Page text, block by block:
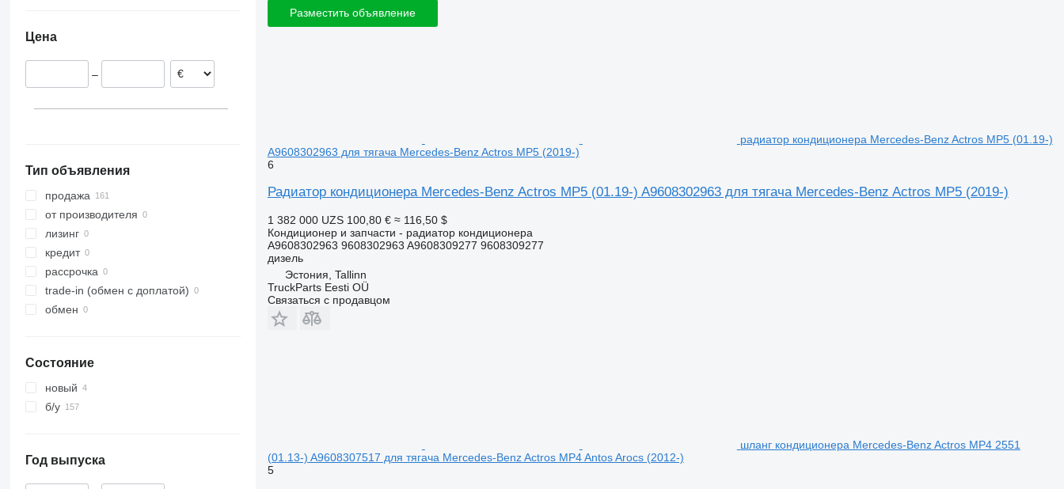
Нидерланды
Германия
Цена
–
Тип объявления
продажа
от производителя
лизинг
кредит
рассрочка
trade-in (обмен с доплатой)
обмен
Состояние
новый
б/у
Год выпуска
Разместить объявление
радиатор кондиционера Mercedes-Benz Actros MP5 (01.19-)
A9608302963 для тягача Mercedes-Benz Actros MP5 (2019-)
6
Радиатор кондиционера Mercedes-Benz Actros MP5 (01.19-) A9608302963 для тягача Mercedes-Benz Actros MP5 (2019-)
1 382 000 UZS 100,80 € ≈ 116,50 $
Кондиционер и запчасти - радиатор кондиционера
A9608302963 9608302963 A9608309277 9608309277
дизель
Эстония, Tallinn
TruckParts Eesti OÜ
Связаться с продавцом
шланг кондиционера Mercedes-Benz Actros MP4 2551
(01.13-) A9608307517 для тягача Mercedes-Benz Actros MP4 Antos Arocs (2012-)
5